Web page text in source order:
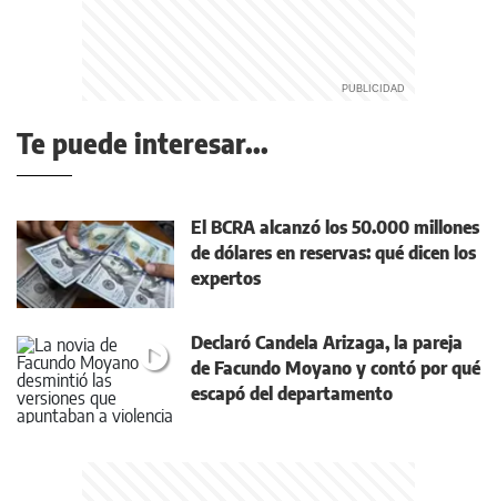
Te puede interesar...
El BCRA alcanzó los 50.000 millones
de dólares en reservas: qué dicen los
expertos
Declaró Candela Arizaga, la pareja
de Facundo Moyano y contó por qué
escapó del departamento